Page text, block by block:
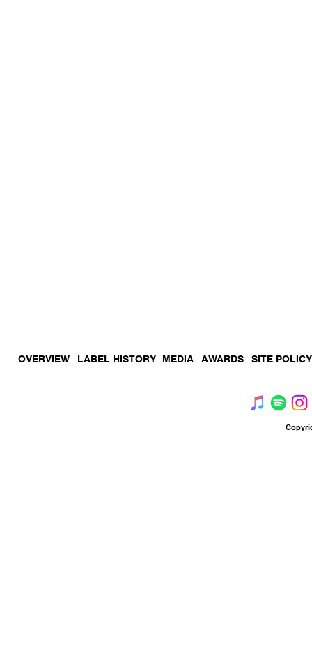
OVERVIEW LABEL HISTORY MEDIA AWARDS SITE POLICY